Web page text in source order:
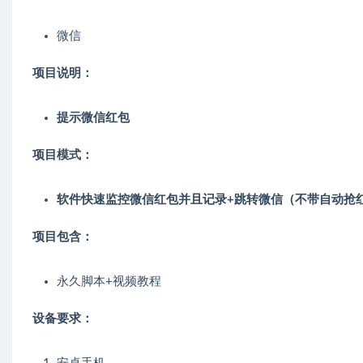
微信
项目说明：
提示微信红包
项目模式：
软件快速监控微信红包并且记录+跳转微信（不带自动抢
项目包含：
永久脚本+视频教程
设备要求：